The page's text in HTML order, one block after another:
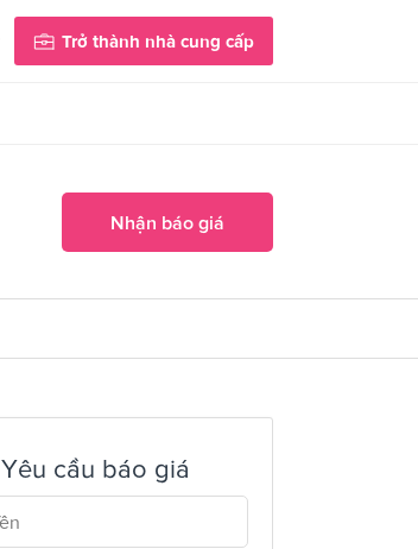
Trở thành nhà cung cấp
Nhận báo giá
Yêu cầu báo giá